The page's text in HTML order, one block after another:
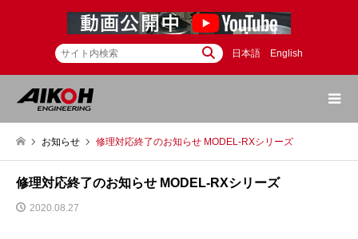
日本語 English
お知らせ 修理対応終了のお知らせ MODEL-RXシリーズ
修理対応終了のお知らせ MODEL-RXシリーズ
2020.08.27